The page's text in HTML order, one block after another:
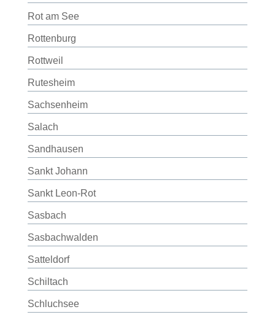
Rot am See
Rottenburg
Rottweil
Rutesheim
Sachsenheim
Salach
Sandhausen
Sankt Johann
Sankt Leon-Rot
Sasbach
Sasbachwalden
Satteldorf
Schiltach
Schluchsee